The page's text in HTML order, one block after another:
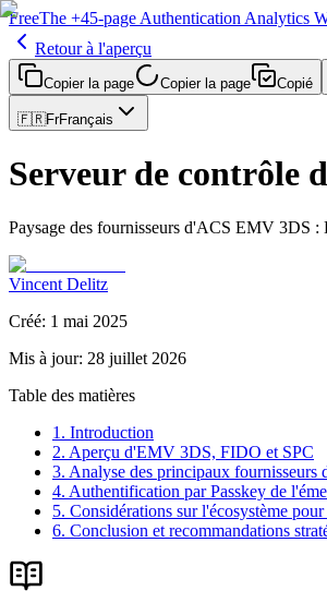
FreeThe +45-page Authentication Analytics
Retour à l'aperçu
Copier la page Copier la page Copié
🇫🇷FrFrançais
Serveur de contrôle
Paysage des fournisseurs d'ACS EMV 3DS :
Vincent Delitz
Créé: 1 mai 2025
Mis à jour: 28 juillet 2026
Table des matières
1. Introduction
2. Aperçu d'EMV 3DS, FIDO et SPC
3. Analyse des principaux
4. Authentification par Passkey de
5. Considérations sur l'écosystème
6. Conclusion et recommandations